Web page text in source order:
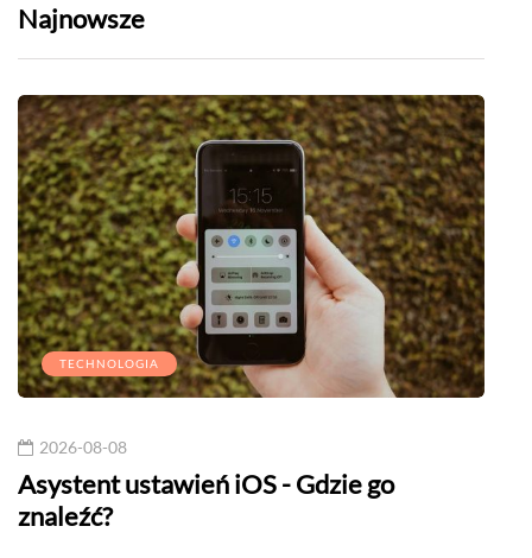
Najnowsze
TECHNOLOGIA
2026-08-08
Asystent ustawień iOS - Gdzie go
znaleźć?